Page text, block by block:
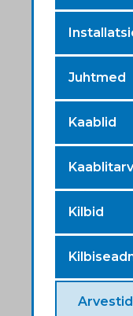
Juhtmed
Kaablid
Kilbid